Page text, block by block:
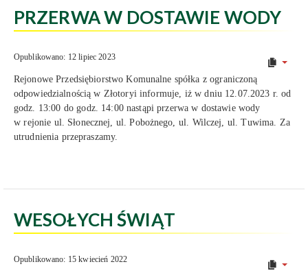
PRZERWA W DOSTAWIE WODY
Opublikowano: 12 lipiec 2023
Rejonowe Przedsiębiorstwo Komunalne spółka z ograniczoną
odpowiedzialnością w Złotoryi informuje, iż w dniu 12.07.2023 r. od
godz. 13:00 do godz. 14:00 nastąpi przerwa w dostawie wody
w rejonie ul. Słonecznej, ul. Pobożnego, ul. Wilczej, ul. Tuwima. Za
utrudnienia przepraszamy.
WESOŁYCH ŚWIĄT
Opublikowano: 15 kwiecień 2022